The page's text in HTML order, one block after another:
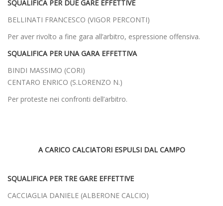
SQUALIFICA PER DUE GARE EFFETTIVE
BELLINATI FRANCESCO (VIGOR PERCONTI)
Per aver rivolto a fine gara all’arbitro, espressione offensiva.
SQUALIFICA PER UNA GARA EFFETTIVA
BINDI MASSIMO (CORI)
CENTARO ENRICO (S.LORENZO N.)
Per proteste nei confronti dell’arbitro.
A CARICO CALCIATORI ESPULSI DAL CAMPO
SQUALIFICA PER TRE GARE EFFETTIVE
CACCIAGLIA DANIELE (ALBERONE CALCIO)